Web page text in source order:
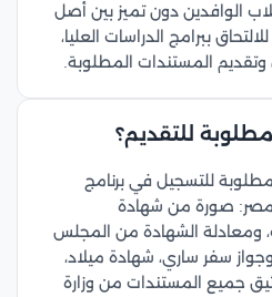
الوافدين دون تميز بين أصل
ببرامج الدراسات العليا،
المستندات المطلوبة.
للتقديم؟
للتسجيل في برنامج
مصر: صورة من شهادة
ومعادلة الشهادة من المجلس
سفر ساري، شهادة ميلاد،
جميع المستندات من وزارة